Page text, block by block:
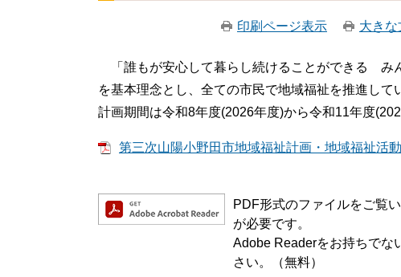
印刷ページ表示 大き
「誰もが安心して暮らし続けることができる み
を基本理念とし、全ての市民で地域福祉を推進して
計画期間は令和8年度(2026年度)から令和11年度
第三次山陽小野田市地域福祉計画・地域福祉活
PDF形式のファイルをご覧
が必要です。
Adobe Readerをお持ちでな
さい。（無料）